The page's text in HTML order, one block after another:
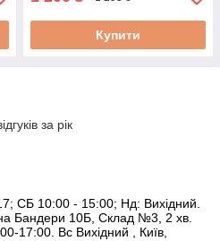
Купити
за рік
СБ 10:00 - 15:00; Нд: Вихідний.
Бандери 10Б, Склад №3, 2 хв.
17:00. Вс Вихідний , Київ,